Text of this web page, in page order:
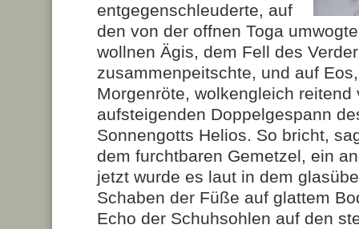
entgegenschleuderte, auf
den von der offnen Toga
wollnen Ägis, dem Fell des
zusammenpeitschte, und auf
Morgenröte, wolkengleich reitend
aufsteigenden Doppelgespann
Sonnengotts Helios. So bricht,
dem furchtbaren Gemetzel, ein
jetzt wurde es laut in dem
Schaben der Füße auf glattem
Echo der Schuhsohlen auf den